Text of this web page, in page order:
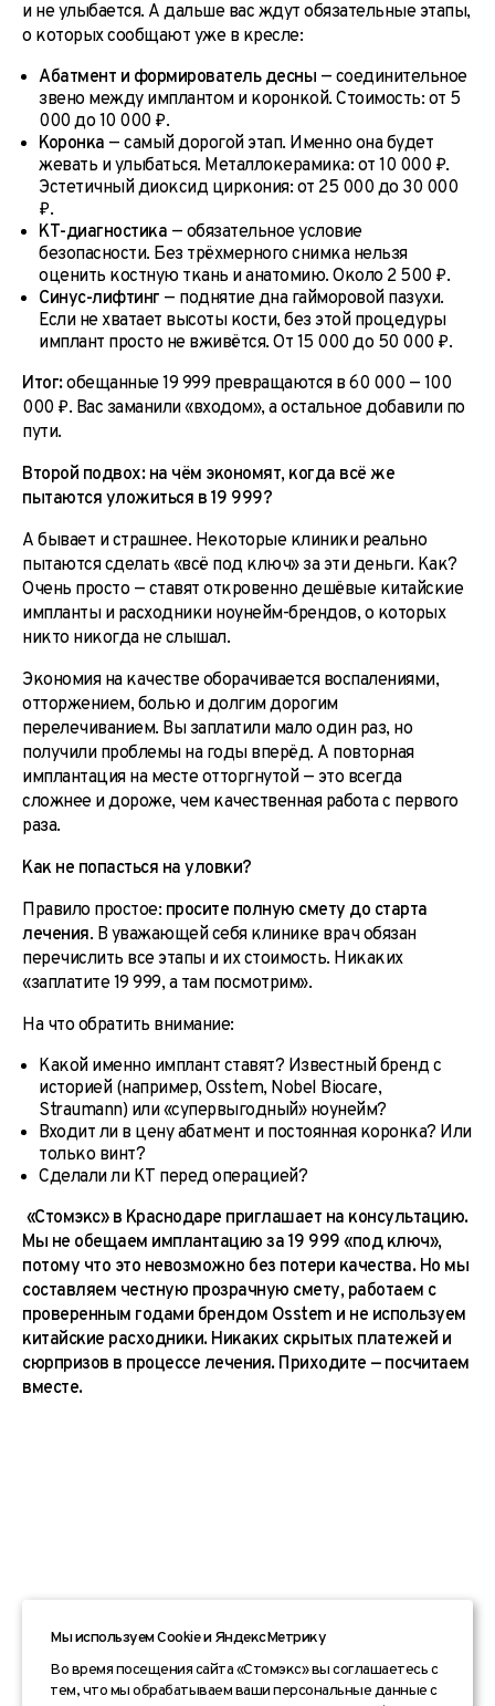
и не улыбается. А дальше вас ждут обязательные этапы,
о которых сообщают уже в кресле:
Абатмент и формирователь десны — соединительное
звено между имплантом и коронкой. Стоимость: от 5
000 до 10 000 ₽.
Коронка — самый дорогой этап. Именно она будет
жевать и улыбаться. Металлокерамика: от 10 000 ₽.
Эстетичный диоксид циркония: от 25 000 до 30 000
₽.
КТ-диагностика — обязательное условие
безопасности. Без трёхмерного снимка нельзя
оценить костную ткань и анатомию. Около 2 500 ₽.
Синус-лифтинг — поднятие дна гайморовой пазухи.
Если не хватает высоты кости, без этой процедуры
имплант просто не вживётся. От 15 000 до 50 000 ₽.
Итог:обещанные 19 999 превращаются в 60 000 — 100
000 ₽. Вас заманили «входом», а остальное добавили по
пути.
Второй подвох: на чём экономят, когда всё же
пытаются уложиться в 19 999?
А бывает и страшнее. Некоторые клиники реально
пытаются сделать «всё под ключ» за эти деньги. Как?
Очень просто — ставят откровенно дешёвые китайские
импланты и расходники ноунейм-брендов, о которых
никто никогда не слышал.
Экономия на качестве оборачивается воспалениями,
отторжением, болью и долгим дорогим
перелечиванием. Вы заплатили мало один раз, но
получили проблемы на годы вперёд. А повторная
имплантация на месте отторгнутой — это всегда
сложнее и дороже, чем качественная работа с первого
раза.
Как не попасться на уловки?
Правило простое: просите полную смету до старта
лечения. В уважающей себя клинике врач обязан
перечислить все этапы и их стоимость. Никаких
«заплатите 19 999, а там посмотрим».
На что обратить внимание:
Какой именно имплант ставят? Известный бренд с
историей (например, Osstem, Nobel Biocare,
Straumann) или «супервыгодный» ноунейм?
Входит ли в цену абатмент и постоянная коронка? Или
только винт?
Сделали ли КТ перед операцией?
«Стомэкс» в Краснодаре приглашает на консультацию.
Мы не обещаем имплантацию за 19 999 «под ключ»,
потому что это невозможно без потери качества. Но мы
составляем честную прозрачную смету, работаем с
проверенным годами брендом Osstem и не используем
китайские расходники. Никаких скрытых платежей и
сюрпризов в процессе лечения. Приходите — посчитаем
вместе.
Мы используем Сookie и ЯндексМетрику
Во время посещения сайта «Стомэкс» вы соглашаетесь с
тем, что мы обрабатываем ваши персональные данные с